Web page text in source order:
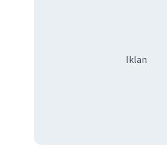
Iklan